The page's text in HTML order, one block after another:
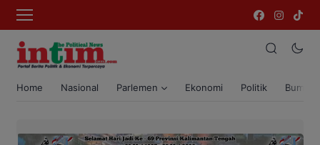
Home Nasional Parlemen Ekonomi Politik Bumi